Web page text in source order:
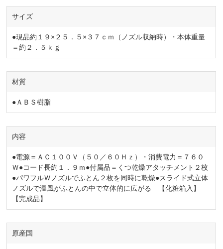
サイズ
●現品約１９×２５．５×３７ｃｍ（ノズル収納時）・本体重量
＝約２．５ｋｇ
材質
●ＡＢＳ樹脂
内容
●電源＝ＡＣ１００Ｖ（５０／６０Ｈｚ）・消費電力＝７６０
Ｗ●コード長約１．９ｍ●付属品＝くつ乾燥アタッチメント２枚
●パワフルＷノズルでふとん２枚を同時に乾燥●スライド式立体
ノズルで温風がふとんの中で立体的に広がる 【化粧箱入】
【完成品】
原産国